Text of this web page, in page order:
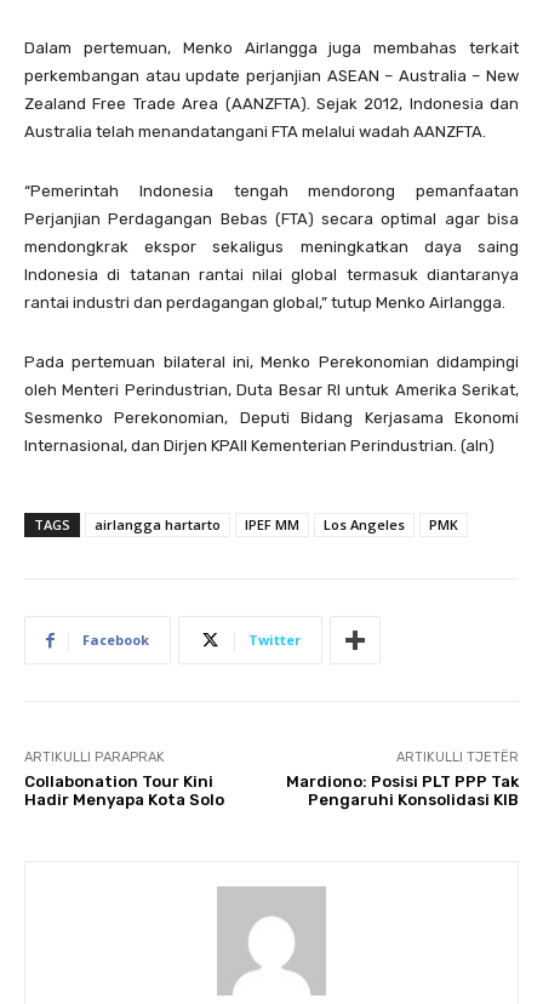
Dalam pertemuan, Menko Airlangga juga membahas terkait
perkembangan atau update perjanjian ASEAN – Australia – New
Zealand Free Trade Area (AANZFTA). Sejak 2012, Indonesia dan
Australia telah menandatangani FTA melalui wadah AANZFTA.
“Pemerintah Indonesia tengah mendorong pemanfaatan
Perjanjian Perdagangan Bebas (FTA) secara optimal agar bisa
mendongkrak ekspor sekaligus meningkatkan daya saing
Indonesia di tatanan rantai nilai global termasuk diantaranya
rantai industri dan perdagangan global,” tutup Menko Airlangga.
Pada pertemuan bilateral ini, Menko Perekonomian didampingi
oleh Menteri Perindustrian, Duta Besar RI untuk Amerika Serikat,
Sesmenko Perekonomian, Deputi Bidang Kerjasama Ekonomi
Internasional, dan Dirjen KPAII Kementerian Perindustrian. (aln)
TAGS airlangga hartarto IPEF MM Los Angeles PMK
Facebook Twitter
ARTIKULLI PARAPRAK
Collabonation Tour Kini
Hadir Menyapa Kota Solo
ARTIKULLI TJETËR
Mardiono: Posisi PLT PPP Tak
Pengaruhi Konsolidasi KIB